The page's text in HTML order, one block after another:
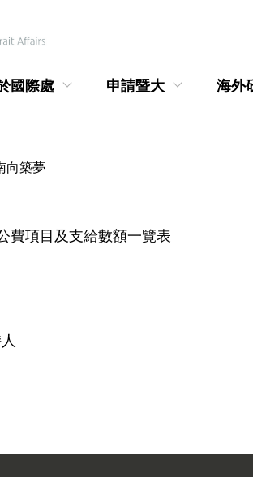
國際處 申請暨大 海外
向築夢
費項目及支給數額一覽表